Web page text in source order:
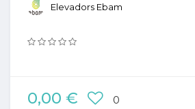
Elevadors Ebam
0,00 € 0